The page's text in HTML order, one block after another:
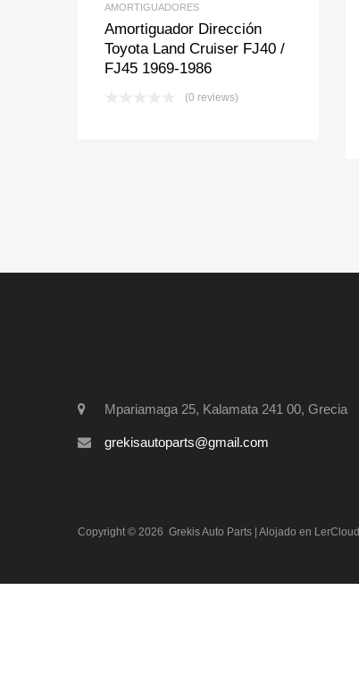
AMORTIGUADORES
Amortiguador Dirección
Toyota Land Cruiser FJ40 /
FJ45 1969-1986
(0 reviews)
Mpariamaga 25, Kalamata 241 00, Grecia
grekisautoparts@gmail.com
Copyright © 2026 Grekis Auto Parts | Alojado en LerCloud